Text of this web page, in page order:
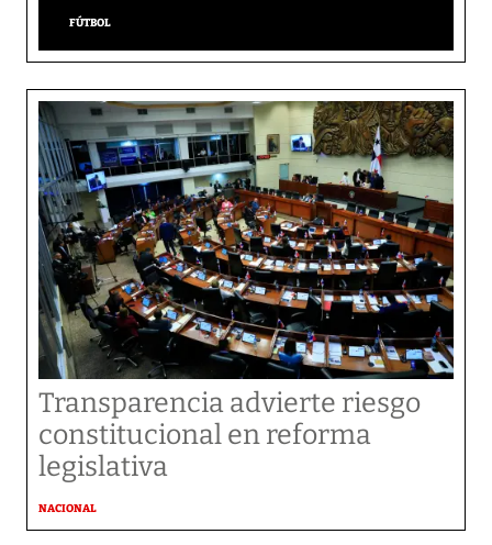
FÚTBOL
Transparencia advierte riesgo
constitucional en reforma
legislativa
NACIONAL